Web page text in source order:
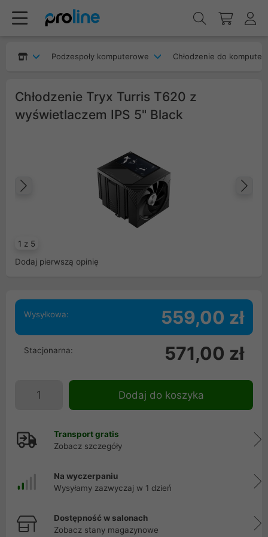
Podzespoły komputerowe Chłodzenie do
Chłodzenie Tryx Turris T620 z
wyświetlaczem IPS 5" Black
1 z 5
Poprzedni
Dodaj pierwszą opinię
Wysyłkowa: 559,00 zł
Stacjonarna: 571,00 zł
Dodaj do koszyka
Transport gratis
Zobacz szczegóły
Na wyczerpaniu
Wysyłamy zazwyczaj w 1 dzień
Dostępność w salonach
Zobacz stany magazynowe